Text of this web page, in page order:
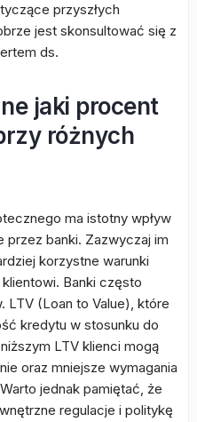
przyszłych
jest skonsultować się z
ds.
jaki procent
różnych
ma istotny wpływ
banki. Zazwyczaj im
korzystne warunki
Banki często
LTV (Loan to Value), które
kredytu w stosunku do
LTV klienci mogą
oraz mniejsze wymagania
jednak pamiętać, że
regulacje i politykę